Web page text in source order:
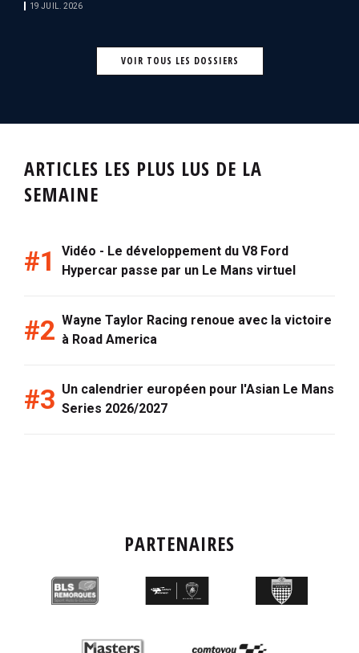
19 JUIL. 2026
VOIR TOUS LES DOSSIERS
ARTICLES LES PLUS LUS DE LA
SEMAINE
Vidéo - Le développement du V8 Ford
Hypercar passe par un Le Mans virtuel
Wayne Taylor Racing renoue avec la victoire
à Road America
Un calendrier européen pour l'Asian Le Mans
Series 2026/2027
PARTENAIRES